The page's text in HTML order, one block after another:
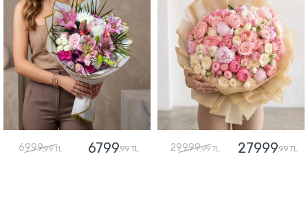
6999,99 TL 6799,99 TL 29999,99 TL 27999,99 TL